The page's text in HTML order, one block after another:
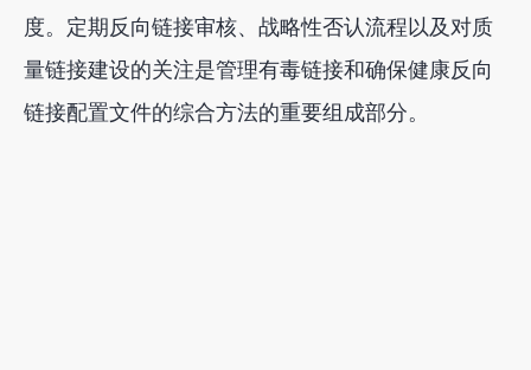
度。定期反向链接审核、战略性否认流程以及对质
量链接建设的关注是管理有毒链接和确保健康反向
链接配置文件的综合方法的重要组成部分。